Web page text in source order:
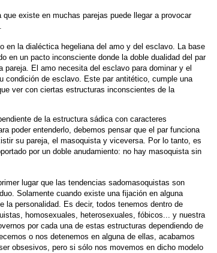
que existe en muchas parejas puede llegar a provocar
en la dialéctica hegeliana del amo y del esclavo. La base
en un pacto inconsciente donde la doble dualidad del par
pareja. El amo necesita del esclavo para dominar y el
condición de esclavo. Este par antitético, cumple una
ver con ciertas estructuras inconscientes de la
de la estructura sádica con caracteres
poder entenderlo, debemos pensar que el par funciona
su pareja, el masoquista y viceversa. Por lo tanto, es
por un doble anudamiento: no hay masoquista sin
lugar que las tendencias sadomasoquistas son
Solamente cuando existe una fijación en alguna
la personalidad. Es decir, todos tenemos dentro de
homosexuales, heterosexuales, fóbicos... y nuestra
por cada una de estas estructuras dependiendo de
o nos detenemos en alguna de ellas, acabamos
obsesivos, pero si sólo nos movemos en dicho modelo